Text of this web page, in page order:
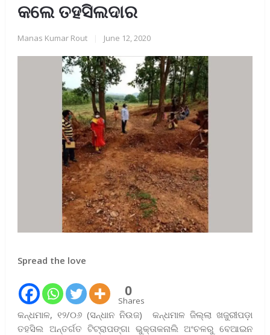
କଲେ ତହସିଲଦାର
Manas Kumar Rout June 12, 2020
Spread the love
0
Shares
କନ୍ଧମାଳ, ୧୨/୦୬ (ସନ୍ଧାନ ନିଉଜ) କନ୍ଧମାଳ ଜିଲ୍ଲା ଖଜୁରୀପଡ଼ା
ତହସିଲ ଅନ୍ତର୍ଗତ ଟିଟ୍ରାପଙ୍ଗା ଭୁକ୍ତାକନାଲି ଅଂଚଳରୁ ବେଆଇନ